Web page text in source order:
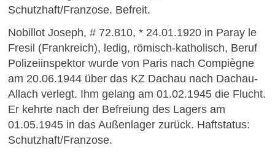
Schutzhaft/Franzose. Befreit.
Nobillot Joseph, # 72.810, * 24.01.1920 in Paray le
Fresil (Frankreich), ledig, römisch-katholisch, Beruf
Polizeiinspektor wurde von Paris nach Compiègne
am 20.06.1944 über das KZ Dachau nach Dachau-
Allach verlegt. Ihm gelang am 01.02.1945 die Flucht.
Er kehrte nach der Befreiung des Lagers am
01.05.1945 in das Außenlager zurück. Haftstatus:
Schutzhaft/Franzose.